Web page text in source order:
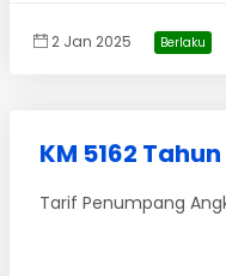
2 Jan 2025 Berlaku
KM 5162
Tarif Penumpang